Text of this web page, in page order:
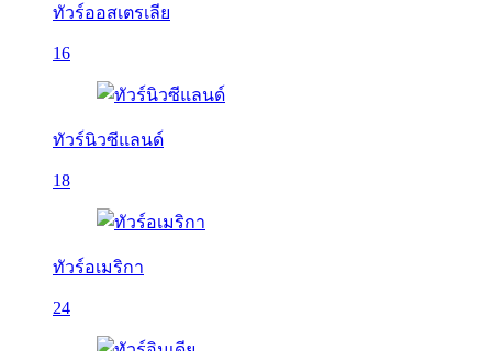
ทัวร์ออสเตรเลีย
16
ทัวร์นิวซีแลนด์
18
ทัวร์อเมริกา
24